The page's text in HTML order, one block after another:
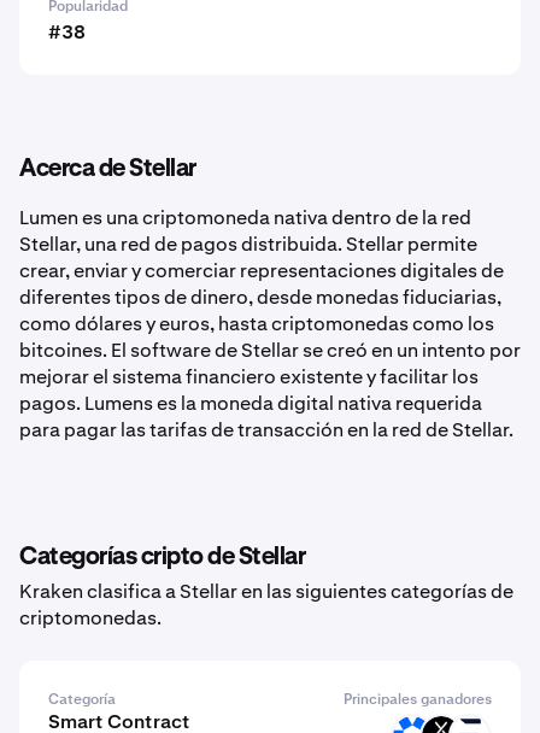
Popularidad
#38
Acerca de Stellar
Lumen es una criptomoneda nativa dentro de la red
Stellar, una red de pagos distribuida. Stellar permite
crear, enviar y comerciar representaciones digitales de
diferentes tipos de dinero, desde monedas fiduciarias,
como dólares y euros, hasta criptomonedas como los
bitcoines. El software de Stellar se creó en un intento por
mejorar el sistema financiero existente y facilitar los
pagos. Lumens es la moneda digital nativa requerida
para pagar las tarifas de transacción en la red de Stellar.
Categorías cripto de Stellar
Kraken clasifica a Stellar en las siguientes categorías de
criptomonedas.
Categoría Principales ganadores
Smart Contract